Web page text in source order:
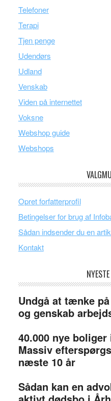
Telefoner
Terapi
Tjen penge
Udendørs
Udland
Venskab
Viden på internettet
Voksne
Webshop guide
Webshops
Opret forfatterprofil
Betingelser for brug af
Sådan indsender du en
Kontakt
Undgå at tænke
og genskab
40.000 nye boliger
Massiv
næste 10 år
Sådan kan en